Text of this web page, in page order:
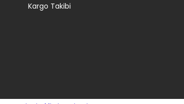
Kargo Takibi